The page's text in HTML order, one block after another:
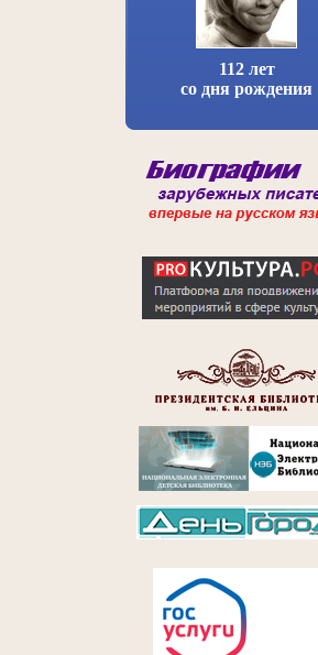
112 лет
со дня рождения